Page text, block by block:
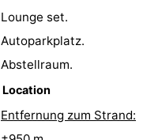
Lounge set.
Autoparkplatz.
Abstellraum.
Location
Entfernung zum Strand: